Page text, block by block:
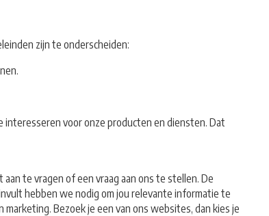
zijn te onderscheiden:
voor onze producten en diensten. Dat
te vragen of een vraag aan ons te stellen. De
hebben we nodig om jou relevante informatie te
Bezoek je een van ons websites, dan kies je